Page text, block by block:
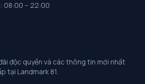
08:00 – 22:00
độc quyền và các thông tin mới nhất
tại Landmark 81.